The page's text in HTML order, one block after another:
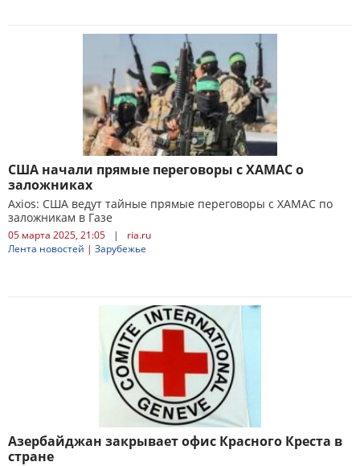
США начали прямые переговоры с ХАМАС о
заложниках
Axios: США ведут тайные прямые переговоры с ХАМАС по
заложникам в Газе
05 марта 2025, 21:05 |
ria.ru
Лента новостей | Зарубежье
Азербайджан закрывает офис Красного Креста в
стране